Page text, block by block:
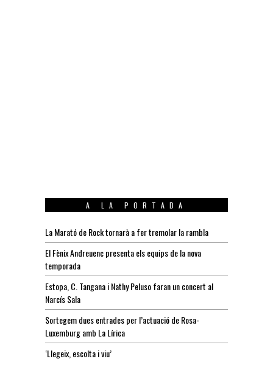
A LA PORTADA
La Marató de Rock tornarà a fer tremolar la rambla
El Fènix Andreuenc presenta els equips de la nova
temporada
Estopa, C. Tangana i Nathy Peluso faran un concert al
Narcís Sala
Sortegem dues entrades per l’actuació de Rosa-
Luxemburg amb La Lírica
‘Llegeix, escolta i viu’